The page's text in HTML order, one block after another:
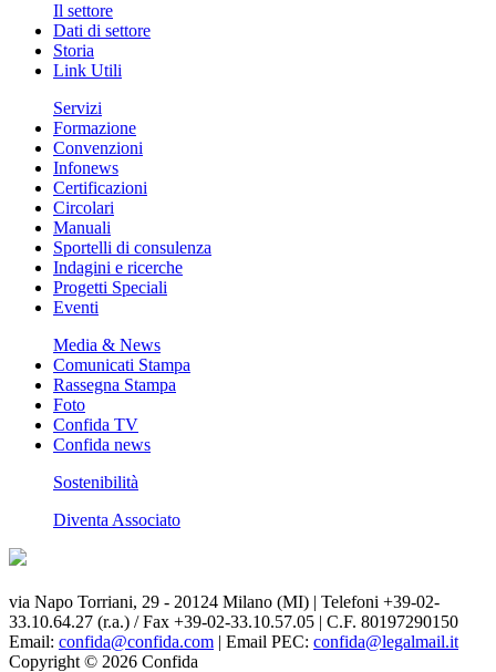
Il settore
Dati di settore
Storia
Link Utili
Servizi
Formazione
Convenzioni
Infonews
Certificazioni
Circolari
Manuali
Sportelli di consulenza
Indagini e ricerche
Progetti Speciali
Eventi
Media & News
Comunicati Stampa
Rassegna Stampa
Foto
Confida TV
Confida news
Sostenibilità
Diventa Associato
via Napo Torriani, 29 - 20124 Milano (MI) | Telefoni +39-02-
33.10.64.27 (r.a.) / Fax +39-02-33.10.57.05 | C.F. 80197290150
Email: confida@confida.com | Email PEC: confida@legalmail.it
Copyright © 2026 Confida